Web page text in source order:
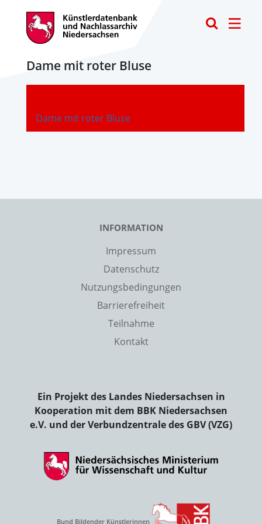
Dame mit roter Bluse
Dame mit roter Bluse
-
INFORMATION
Impressum
Datenschutz
Nutzungsbedingungen
Barrierefreiheit
Teilnahme
Kontakt
Ein Projekt des Landes Niedersachsen in
Kooperation mit dem BBK Niedersachsen
e.V. und der Verbundzentrale des GBV (VZG)
Bund Bildender Künstlerinnen